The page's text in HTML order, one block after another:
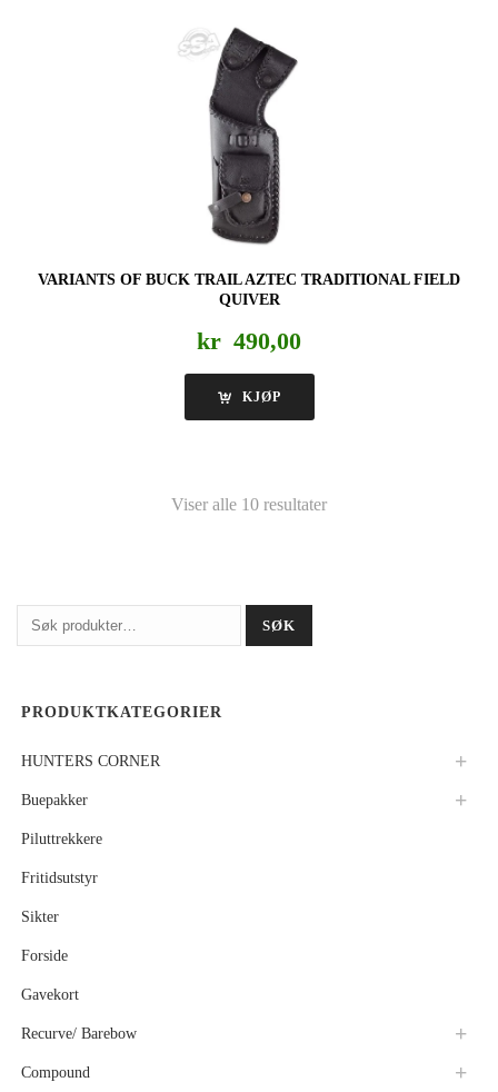
VARIANTS OF BUCK TRAIL AZTEC TRADITIONAL FIELD
QUIVER
kr 490,00
KJØP
Viser alle 10 resultater
Søk
etter:
SØK
PRODUKTKATEGORIER
HUNTERS CORNER
Buepakker
Piluttrekkere
Fritidsutstyr
Sikter
Forside
Gavekort
Recurve/ Barebow
Compound